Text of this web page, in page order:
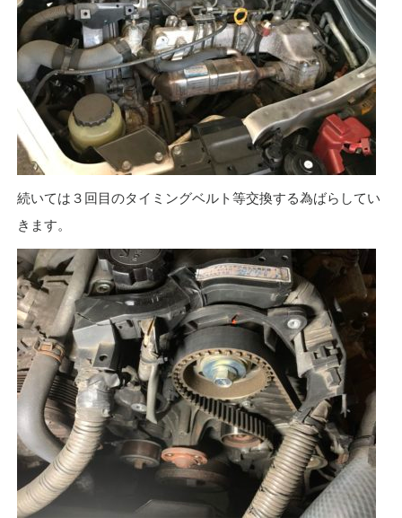
続いては３回目のタイミングベルト等交換する為ばらしてい
きます。